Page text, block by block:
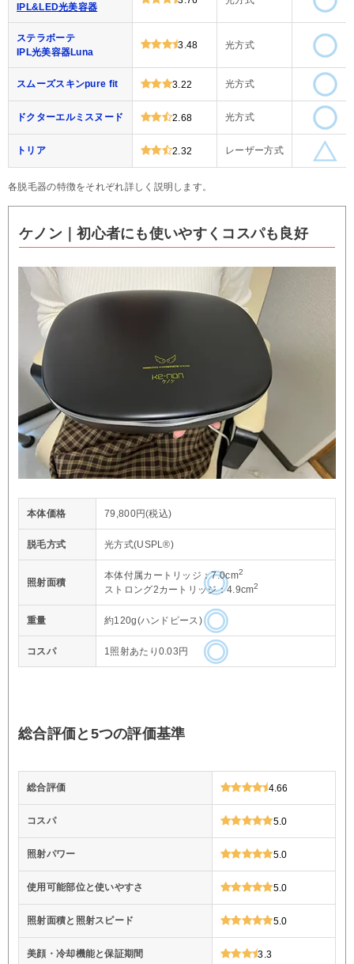
IPL&LED光美容器
ステラボーテ
IPL光美容器Luna
3.48 光方式
スムーズスキンpure fit 3.22 光方式
ドクターエルミスヌード 2.68 光方式
トリア 2.32 レーザー方式
各脱毛器の特徴をそれぞれ詳しく説明します。
ケノン｜初心者にも使いやすくコスパも良好
本体価格 79,800円(税込)
脱毛方式 光方式(USPL®)
照射面積
本体付属カートリッジ：7.0cm2
ストロング2カートリッジ：4.9cm2
重量 約120g(ハンドピース)
コスパ 1照射あたり0.03円
総合評価と5つの評価基準
総合評価 4.66
コスパ 5.0
照射パワー 5.0
使用可能部位と使いやすさ 5.0
照射面積と照射スピード 5.0
美顔・冷却機能と保証期間 3.3